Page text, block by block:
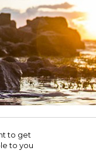
to get
to you